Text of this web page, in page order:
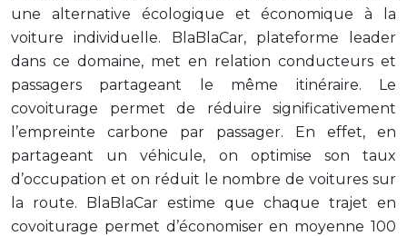
une alternative écologique et économique à la
voiture individuelle. BlaBlaCar, plateforme leader
dans ce domaine, met en relation conducteurs et
passagers partageant le même itinéraire. Le
covoiturage permet de réduire significativement
l’empreinte carbone par passager. En effet, en
partageant un véhicule, on optimise son taux
d’occupation et on réduit le nombre de voitures sur
la route. BlaBlaCar estime que chaque trajet en
covoiturage permet d’économiser en moyenne 100